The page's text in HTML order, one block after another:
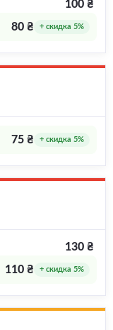
100 ₴
80 ₴ + скидка 5%
75 ₴ + скидка 5%
130 ₴
110 ₴ + скидка 5%